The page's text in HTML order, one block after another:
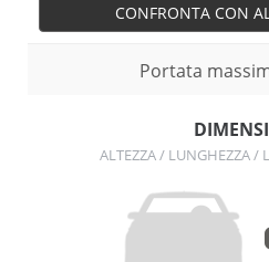
CONFRONTA CON
Portata
ALTEZZA / LUNGHEZZA /